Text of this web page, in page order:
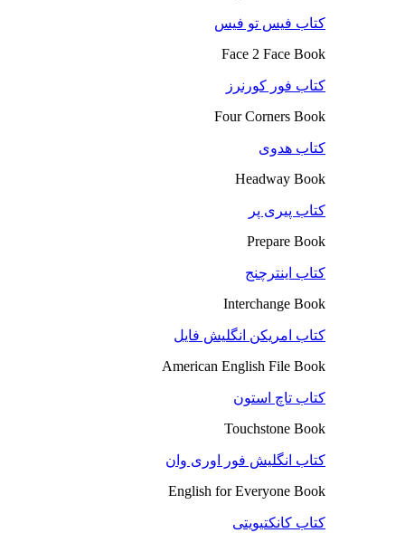
کتاب فیس تو فیس
Face 2 Face Book
کتاب فور کورنرز
Four Corners Book
کتاب هدوی
Headway Book
کتاب پیری پر
Prepare Book
کتاب اینترچنج
Interchange Book
کتاب امریکن انگلیش فایل
American English File Book
کتاب تاچ استون
Touchstone Book
کتاب انگلیش فور اوری وان
English for Everyone Book
کتاب کانکتیویتی